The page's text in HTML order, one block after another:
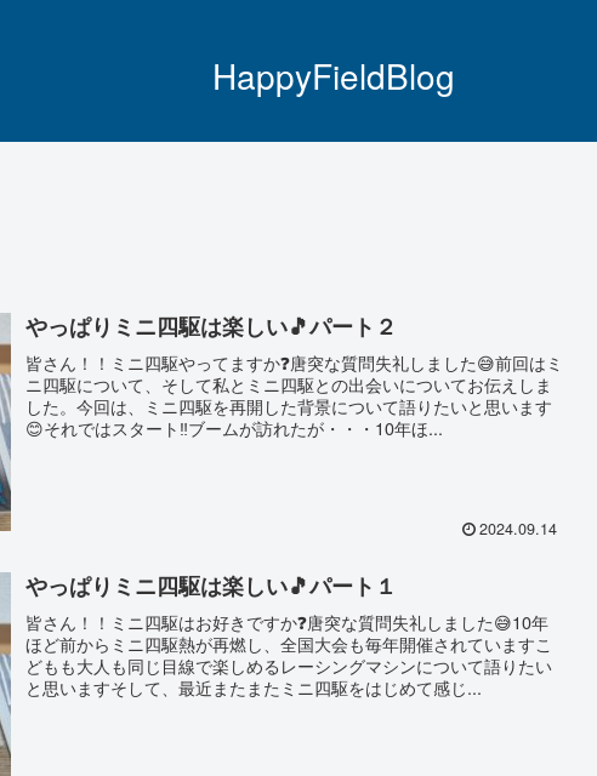
HappyFieldBlog
やっぱりミニ四駆は楽しい🎵パート２
皆さん！！ミニ四駆やってますか❓唐突な質問失礼しました😅前回はミ
ニ四駆について、そして私とミニ四駆との出会いについてお伝えしま
した。今回は、ミニ四駆を再開した背景について語りたいと思います
😊それではスタート‼️ブームが訪れたが・・・10年ほ...
2024.09.14
やっぱりミニ四駆は楽しい🎵パート１
皆さん！！ミニ四駆はお好きですか❓唐突な質問失礼しました😅10年
ほど前からミニ四駆熱が再燃し、全国大会も毎年開催されていますこ
どもも大人も同じ目線で楽しめるレーシングマシンについて語りたい
と思いますそして、最近またまたミニ四駆をはじめて感じ...